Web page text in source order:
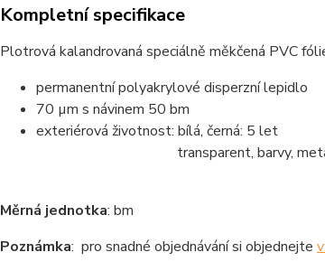
Kompletní specifikace
Plotrová kalandrovaná speciálně měkčená PVC
permanentní polyakrylové disperzní lepidlo
70 µm s návinem 50 bm
exteriérová životnost: bílá, černá: 5 let
transparent, barvy,
Měrná jednotka: bm
Poznámka: pro snadné objednávání si objednejte